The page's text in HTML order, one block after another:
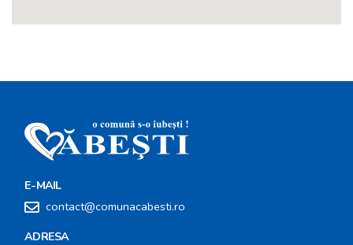
E-MAIL
contact@comunacabesti.ro
ADRESA